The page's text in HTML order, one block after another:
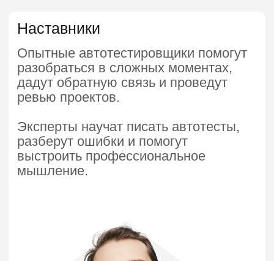
Часто задаваемые
вопросы